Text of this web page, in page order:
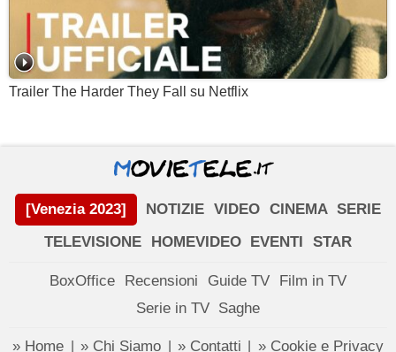
Trailer The Harder They Fall su Netflix
[Venezia 2023] NOTIZIE VIDEO CINEMA SERIE
TELEVISIONE
HOMEVIDEO EVENTI STAR
BoxOffice Recensioni Guide TV
Film in TV
Serie in TV Saghe
» Home » Chi Siamo » Contatti » Cookie e Privacy